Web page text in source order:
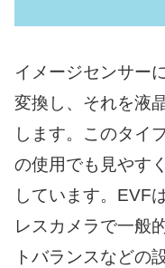
イメージセンサー
変換し、それを液
します。このタイ
の使用でも見やす
しています。EVF
レスカメラで一般
トバランスなどの